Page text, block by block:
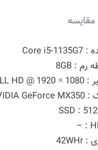
مقایسه
:
Core i5-1135G7
رم : 8GB
:
1080 × 1920 @ FULL HD
:
GeForce MX350
–
:
42WHr